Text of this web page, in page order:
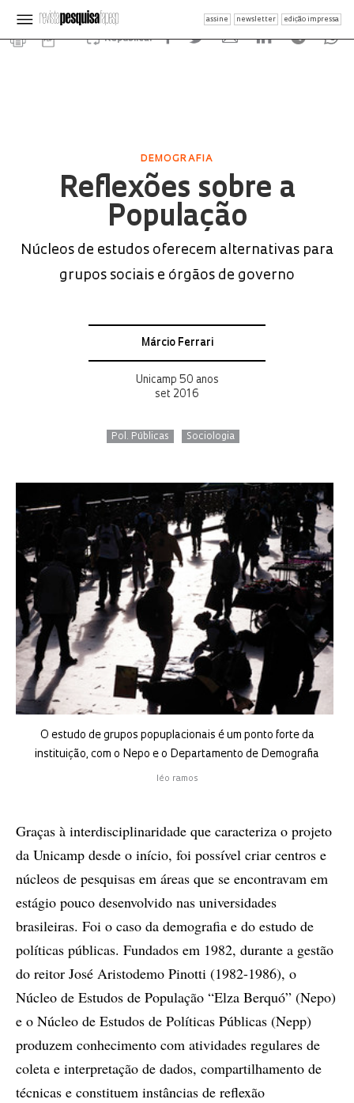
assine newsletter edição impressa
Republicar
DEMOGRAFIA
Reflexões sobre a
População
Núcleos de estudos oferecem alternativas para
grupos sociais e órgãos de governo
Márcio Ferrari
Unicamp 50 anos
set 2016
Pol. Públicas Sociologia
O estudo de grupos popuplacionais é um ponto forte da
instituição, com o Nepo e o Departamento de Demografia
léo ramos
Graças à interdisciplinaridade que caracteriza o projeto
da Unicamp desde o início, foi possível criar centros e
núcleos de pesquisas em áreas que se encontravam em
estágio pouco desenvolvido nas universidades
brasileiras. Foi o caso da demografia e do estudo de
políticas públicas. Fundados em 1982, durante a gestão
do reitor José Aristodemo Pinotti (1982-1986), o
Núcleo de Estudos de População “Elza Berquó” (Nepo)
e o Núcleo de Estudos de Políticas Públicas (Nepp)
produzem conhecimento com atividades regulares de
coleta e interpretação de dados, compartilhamento de
técnicas e constituem instâncias de reflexão